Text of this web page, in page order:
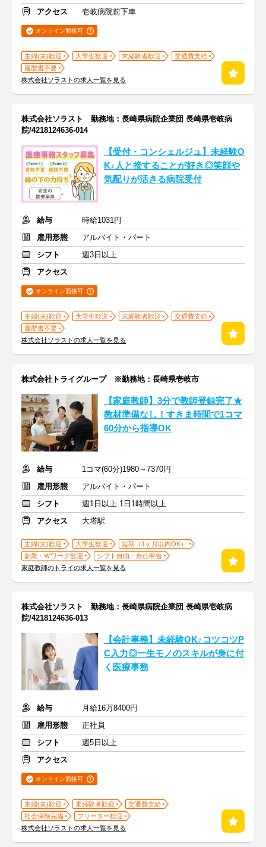
アクセス
壱岐病院前下車
オンライン面接可
主婦(夫)歓迎 大学生歓迎 未経験者歓迎
交通費支給
履歴書不要
株式会社ソラストの求人一覧を見る
株式会社ソラスト 勤務地：長崎県病院企業団 長崎県壱岐病
院/4218124636-014
【受付・コンシェルジュ】未経験O
K♪人と接することが好き◎笑顔や
気配りが活きる病院受付
給与
時給1031円
雇用形態
アルバイト・パート
シフト
週3日以上
アクセス
オンライン面接可
主婦(夫)歓迎 大学生歓迎 未経験者歓迎
交通費支給
履歴書不要
株式会社ソラストの求人一覧を見る
株式会社トライグループ ※勤務地：長崎県壱岐市
【家庭教師】3分で教師登録完了★
教材準備なし！すきま時間で1コマ
60分から指導OK
給与
1コマ(60分)1980～7370円
雇用形態
アルバイト・パート
シフト
週1日以上 1日1時間以上
アクセス
大塔駅
主婦(夫)歓迎 大学生歓迎
短期（1ヶ月以内OK）
副業・Ｗワーク歓迎
シフト自由・自己申告
家庭教師のトライの求人一覧を見る
株式会社ソラスト 勤務地：長崎県病院企業団 長崎県壱岐病
院/4218124636-013
【会計事務】未経験OK♪コツコツP
C入力◎一生モノのスキルが身に付
く医療事務
給与
月給16万8400円
雇用形態
正社員
シフト
週5日以上
アクセス
オンライン面接可
主婦(夫)歓迎 未経験者歓迎
交通費支給
社会保険完備
フリーター歓迎
株式会社ソラストの求人一覧を見る